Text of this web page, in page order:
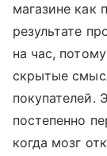
магазине как
результате
на час,
скрытые
покупателей.
постепенно
когда мозг